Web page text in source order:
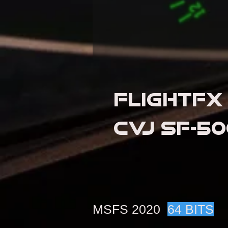
FLIGHTFX
CVJ SF-
MSFS 2020 64 BITS